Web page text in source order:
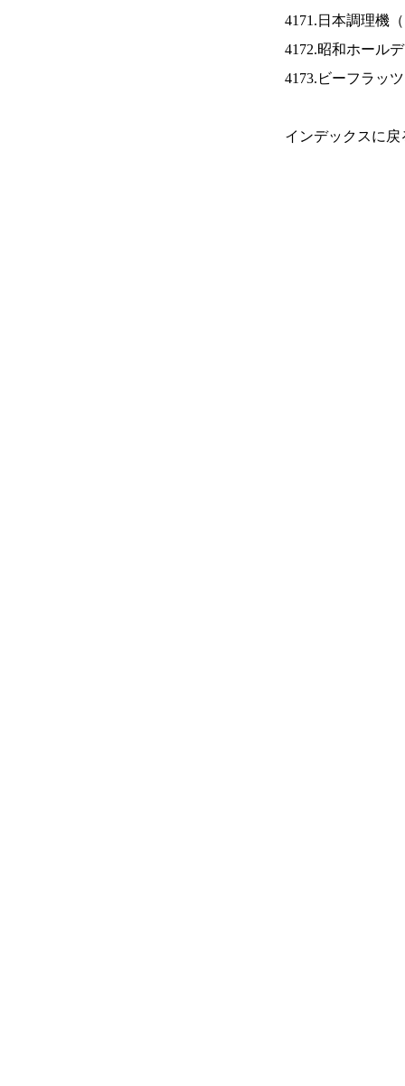
4171.日本調理機（
4172.昭和ホール
4173.ビーフラッ
インデックスに戻